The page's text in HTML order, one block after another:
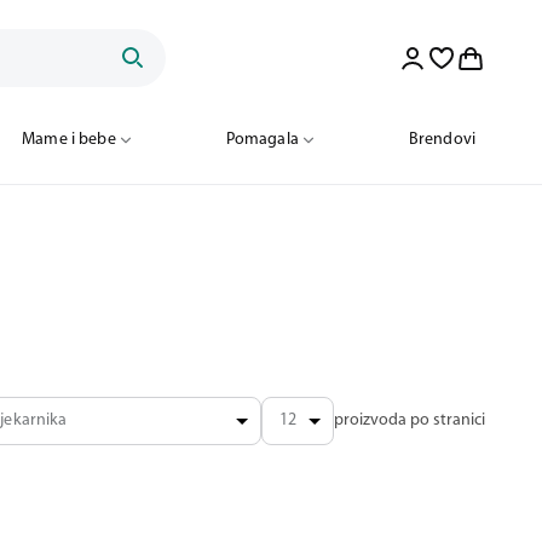
Mame i bebe Pomagala Brendovi
12 proizvoda po stranici